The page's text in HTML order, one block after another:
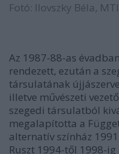
Fotó: Ilovszky Béla, MTI
Az 1987-88-as
rendezett, ezután a
társulatának
illetve művészeti
szegedi társulatból
megalapította a
alternatív színház
Ruszt 1994-től 1998-